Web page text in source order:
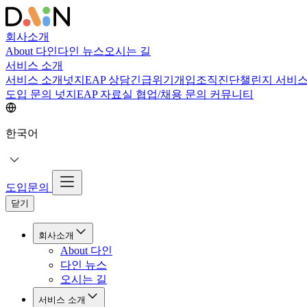
회사소개
About 다인다인 뉴스오시는 길
서비스 소개
서비스 소개 넛지EAP 상담긴급위기개입조직진단챌린지 서비스
도입 문의 넛지EAP 자료실 협업/채용 문의 커뮤니티
한국어
도입문의
닫기
회사소개
About 다인
다인 뉴스
오시는 길
서비스 소개